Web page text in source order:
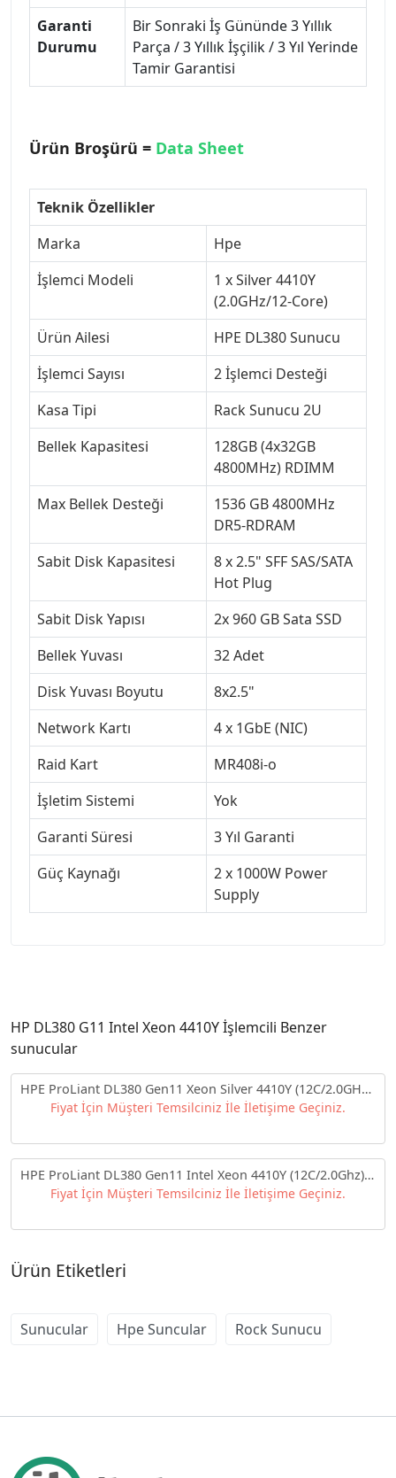
Garanti
Durumu
Bir Sonraki İş Gününde 3 Yıllık
Parça / 3 Yıllık İşçilik / 3 Yıl Yerinde
Tamir Garantisi
Ürün Broşürü = Data Sheet
Teknik Özellikler
Marka
Hpe
İşlemci Modeli
1 x Silver 4410Y
(2.0GHz/12-Core)
Ürün Ailesi
HPE DL380 Sunucu
İşlemci Sayısı
2 İşlemci Desteği
Kasa Tipi
Rack Sunucu 2U
Bellek Kapasitesi
128GB (4x32GB
4800MHz) RDIMM
Max Bellek Desteği
1536 GB 4800MHz
DR5-RDRAM
Sabit Disk Kapasitesi
8 x 2.5" SFF SAS/SATA
Hot Plug
Sabit Disk Yapısı
2x 960 GB Sata SSD
Bellek Yuvası
32 Adet
Disk Yuvası Boyutu
8x2.5"
Network Kartı
4 x 1GbE (NIC)
Raid Kart
MR408i-o
İşletim Sistemi
Yok
Garanti Süresi
3 Yıl Garanti
Güç Kaynağı
2 x 1000W Power
Supply
HP DL380 G11 Intel Xeon 4410Y İşlemcili Benzer
sunucular
HPE ProLiant DL380 Gen11 Xeon Silver 4410Y (12C/2.0GHz)
64GB DDR5 3x960GB HPE SSD (8x2.5”) MR408i-o/4GB
PD2800 + HPE Windows Server 2022 Standart ROK (16
CORE)
Fiyat İçin Müşteri Temsilciniz İle İletişime Geçiniz.
HPE ProLiant DL380 Gen11 Intel Xeon 4410Y (12C/2.0Ghz)
32GB (1x32GB DDR5 4800MHz RDIMM) 8x2.5" MR408i-o NC
Fiyat İçin Müşteri Temsilciniz İle İletişime Geçiniz.
Ürün Etiketleri
Sunucular Hpe Suncular Rock Sunucu